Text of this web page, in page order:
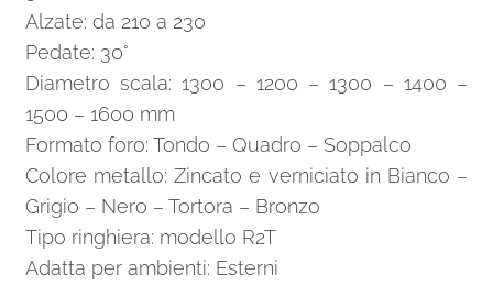
Alzate: da 210 a 230
Pedate: 30°
Diametro scala: 1300 – 1200 – 1300 – 1400 –
1500 – 1600 mm
Formato foro: Tondo – Quadro – Soppalco
Colore metallo: Zincato e verniciato in Bianco –
Grigio – Nero – Tortora – Bronzo
Tipo ringhiera: modello R2T
Adatta per ambienti: Esterni